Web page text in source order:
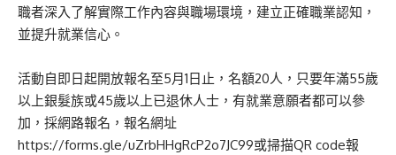
職者深入了解實際工作內容與職場環境，建立正確職業認知，
並提升就業信心。
活動自即日起開放報名至5月1日止，名額20人，只要年滿55歲
以上銀髮族或45歲以上已退休人士，有就業意願者都可以參
加，採網路報名，報名網址
https://forms.gle/uZrbHHgRcP2o7JC99或掃描QR code報